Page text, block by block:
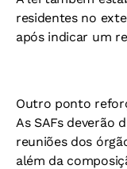
residentes no
após indicar um
Outro ponto
As SAFs deverão
reuniões dos
além da